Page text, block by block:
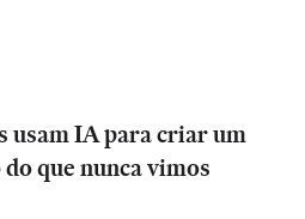
usam IA para criar um
que nunca vimos